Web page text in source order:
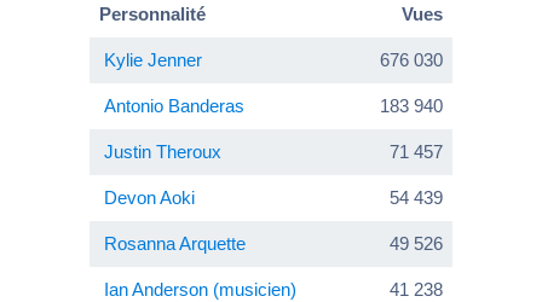
Personnalité Vues
Kylie Jenner 676 030
Antonio Banderas 183 940
Justin Theroux 71 457
Devon Aoki 54 439
Rosanna Arquette 49 526
Ian Anderson (musicien) 41 238